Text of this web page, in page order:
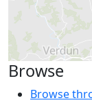
Browse
Browse